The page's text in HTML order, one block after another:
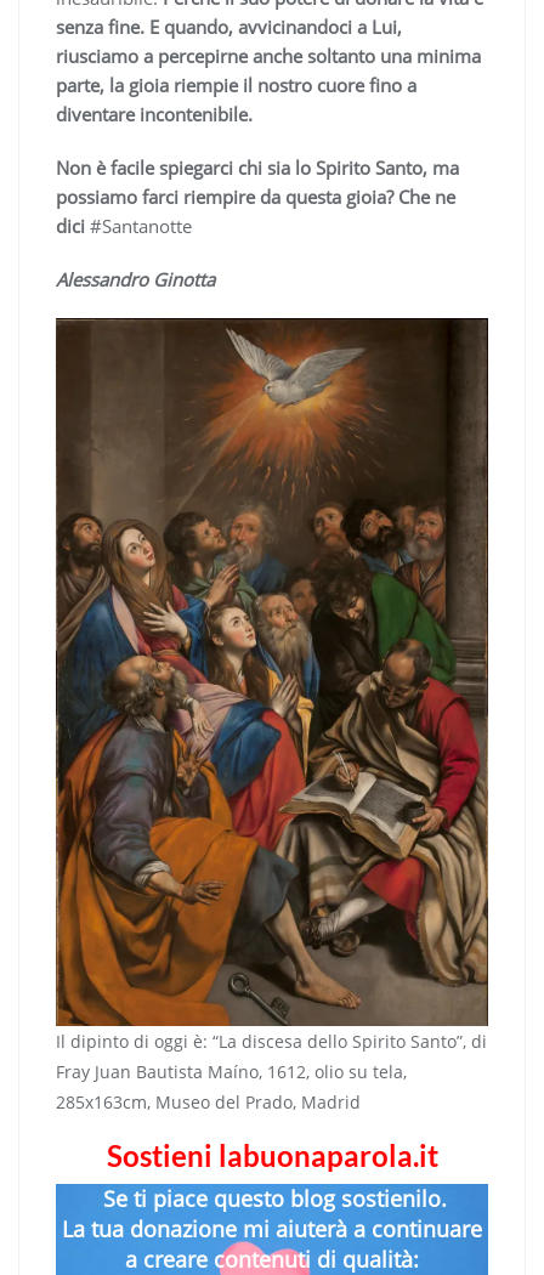
senza fine. E quando, avvicinandoci a Lui,
riusciamo a percepirne anche soltanto una minima
parte, la gioia riempie il nostro cuore fino a
diventare incontenibile.
Non è facile spiegarci chi sia lo Spirito Santo, ma
possiamo farci riempire da questa gioia? Che ne
dici #Santanotte
Alessandro Ginotta
Il dipinto di oggi è: “La discesa dello Spirito Santo”, di
Fray Juan Bautista Maíno, 1612, olio su tela,
285x163cm, Museo del Prado, Madrid
Sostieni labuonaparola.it
Se ti piace questo blog sostienilo.
La tua donazione mi aiuterà a continuare
a creare contenuti di qualità: